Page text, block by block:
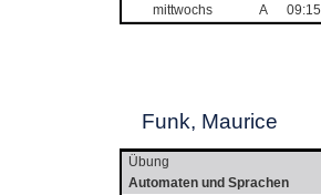
mittwochs
A 09:15
Funk, Maurice
Übung
Automaten und Sprachen